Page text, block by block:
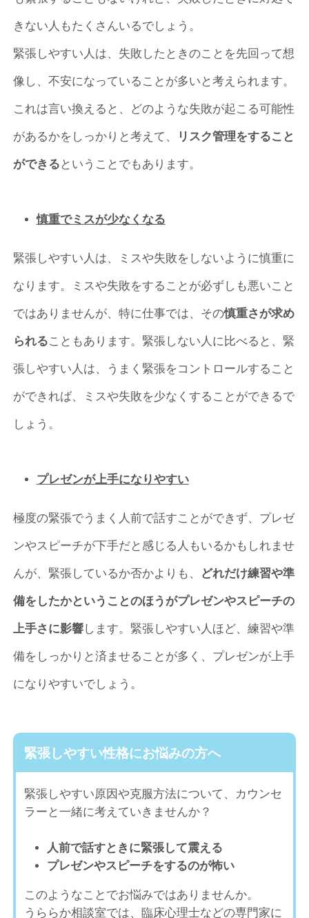
きない人もたくさんいるでしょう。
緊張しやすい人は、失敗したときのことを先回って想
像し、不安になっていることが多いと考えられます。
これは言い換えると、どのような失敗が起こる可能性
があるかをしっかりと考えて、 リスク管理をすること
ができる ということでもあります。
慎重でミスが少なくなる
緊張しやすい人は、ミスや失敗をしないように慎重に
なります。ミスや失敗をすることが必ずしも悪いこと
ではありませんが、特に仕事では、その慎重さが求め
られることもあります。緊張しない人に比べると、緊
張しやすい人は、うまく緊張をコントロールすること
ができれば、ミスや失敗を少なくすることができるで
しょう。
プレゼンが上手になりやすい
極度の緊張でうまく人前で話すことができず、プレゼ
ンやスピーチが下手だと感じる人もいるかもしれませ
んが、緊張しているか否かよりも、 どれだけ練習や準
備をしたかということのほうがプレゼンやスピーチの
上手さに影響します。緊張しやすい人ほど、練習や準
備をしっかりと済ませることが多く、プレゼンが上手
になりやすいでしょう。
緊張しやすい性格にお悩みの方へ
緊張しやすい原因や克服方法について、カウンセ
ラーと一緒に考えていきませんか？
人前で話すときに緊張して震える
プレゼンやスピーチをするのが怖い
このようなことでお悩みではありませんか。
うららか相談室では、臨床心理士などの専門家に